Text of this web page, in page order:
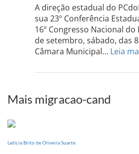
A direção estadual do
sua 23º Conferência
16º Congresso Nacional
de setembro, sábado, das
Câmara Municipal… Leia
Mais migracao-cand
Letícia Brito de Oliveira Suarte